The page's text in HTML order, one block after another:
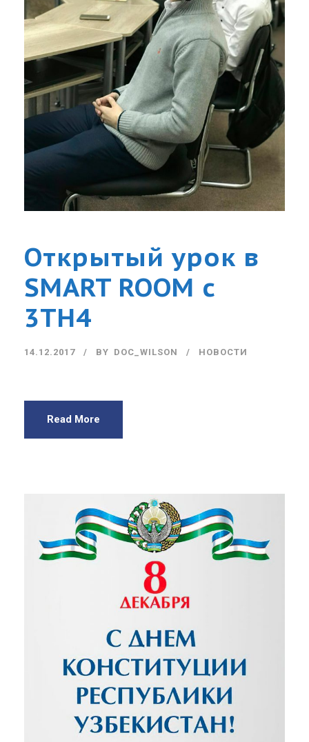
Открытый урок в
SMART ROOM с
3ТН4
14.12.2017 BY DOC_WILSON НОВОСТИ
Read More